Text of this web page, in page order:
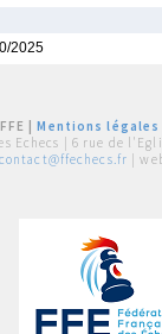
2025
|Mentions légales
Echecs | 6 rue de
contact@ffechecs.fr |